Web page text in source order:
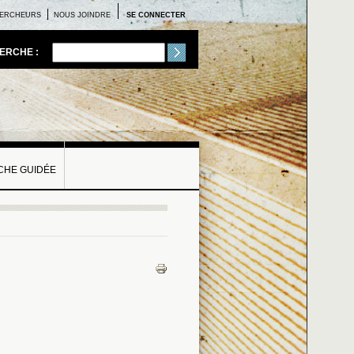
SE CONNECTER
NOUS JOINDRE
:
GUIDÉE